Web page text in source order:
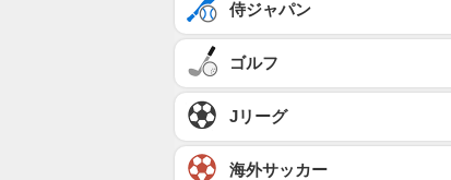
侍ジャパン
ゴルフ
Jリーグ
海外サッカー